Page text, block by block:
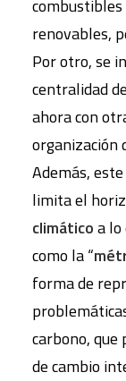
renovables,
Por otro, se
centralidad
ahora con
organización
Además,
limita el
climáticoa
como la “
forma de
carbono, que
de cambio